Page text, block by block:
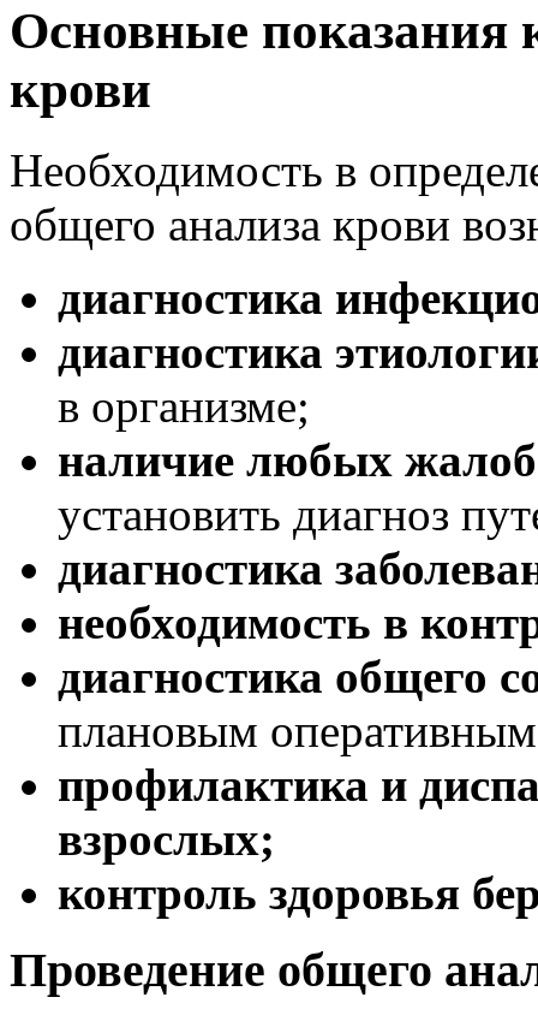
Основные показания
крови
Необходимость в
общего анализа крови
диагностика
диагностика
в организме;
наличие любых
установить диагноз
диагностика
необходимость в
диагностика общего
плановым
профилактика и
взрослых;
контроль здоровья
Проведение общего